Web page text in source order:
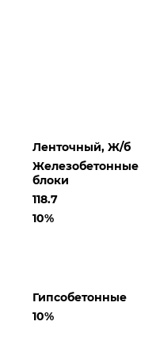
Ленточный, Ж/б
Железобетонные
блоки
118.7
10%
Гипсобетонные
10%